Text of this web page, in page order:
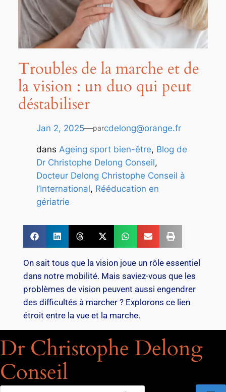
Troubles de la marche et de
la vision : un duo qui peut
déstabiliser
Jan 2, 2025—parcdelong@orange.fr
dans Ageing sport bien-être, Blog de
Dr Christophe Delong Conseil
Docteur Delong Christophe Conseil à
l’International, Rééducation en
gériatrie
On sait tous que la vision joue un rôle essentiel
dans notre mobilité. Mais saviez-vous que les
problèmes de vision peuvent aussi engendrer
des difficultés à marcher ? Explorons ce lien
étroit entre la vue et la marche.
Dr Christophe Delong
Conseil